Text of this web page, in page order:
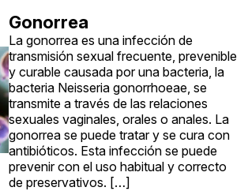
Gonorrea
La gonorrea es una infección de
transmisión sexual frecuente, prevenible
y curable causada por una bacteria, la
bacteria Neisseria gonorrhoeae, se
transmite a través de las relaciones
sexuales vaginales, orales o anales. La
gonorrea se puede tratar y se cura con
antibióticos. Esta infección se puede
prevenir con el uso habitual y correcto
de preservativos. […]